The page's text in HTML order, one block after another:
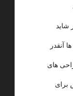
شاید
آنقدر
های